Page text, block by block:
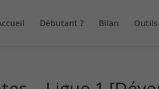
Débutant ? Bilan Outils